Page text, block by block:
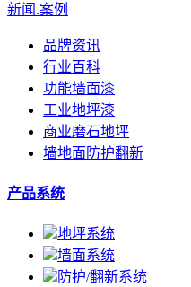
新闻.案例
品牌资讯
行业百科
功能墙面漆
工业地坪漆
商业磨石地坪
墙地面防护翻新
产品系统
地坪系统
墙面系统
防护/翻新系统